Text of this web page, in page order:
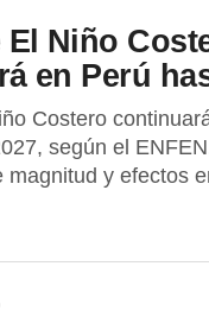
El Niño
en Perú
Costero
según el
magnitud y efectos